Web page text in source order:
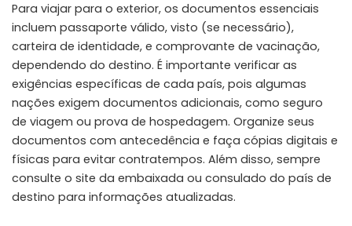
Para viajar para o exterior, os documentos essenciais
incluem passaporte válido, visto (se necessário),
carteira de identidade, e comprovante de vacinação,
dependendo do destino. É importante verificar as
exigências específicas de cada país, pois algumas
nações exigem documentos adicionais, como seguro
de viagem ou prova de hospedagem. Organize seus
documentos com antecedência e faça cópias digitais e
físicas para evitar contratempos. Além disso, sempre
consulte o site da embaixada ou consulado do país de
destino para informações atualizadas.